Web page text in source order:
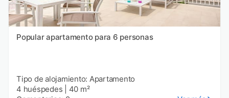
Popular apartamento para 6 personas
Tipo de alojamiento: Apartamento
4 huéspedes
40 m²